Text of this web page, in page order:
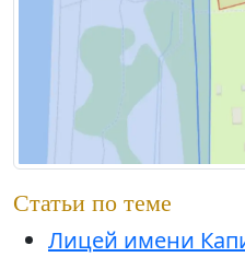
Статьи по теме
Лицей имени